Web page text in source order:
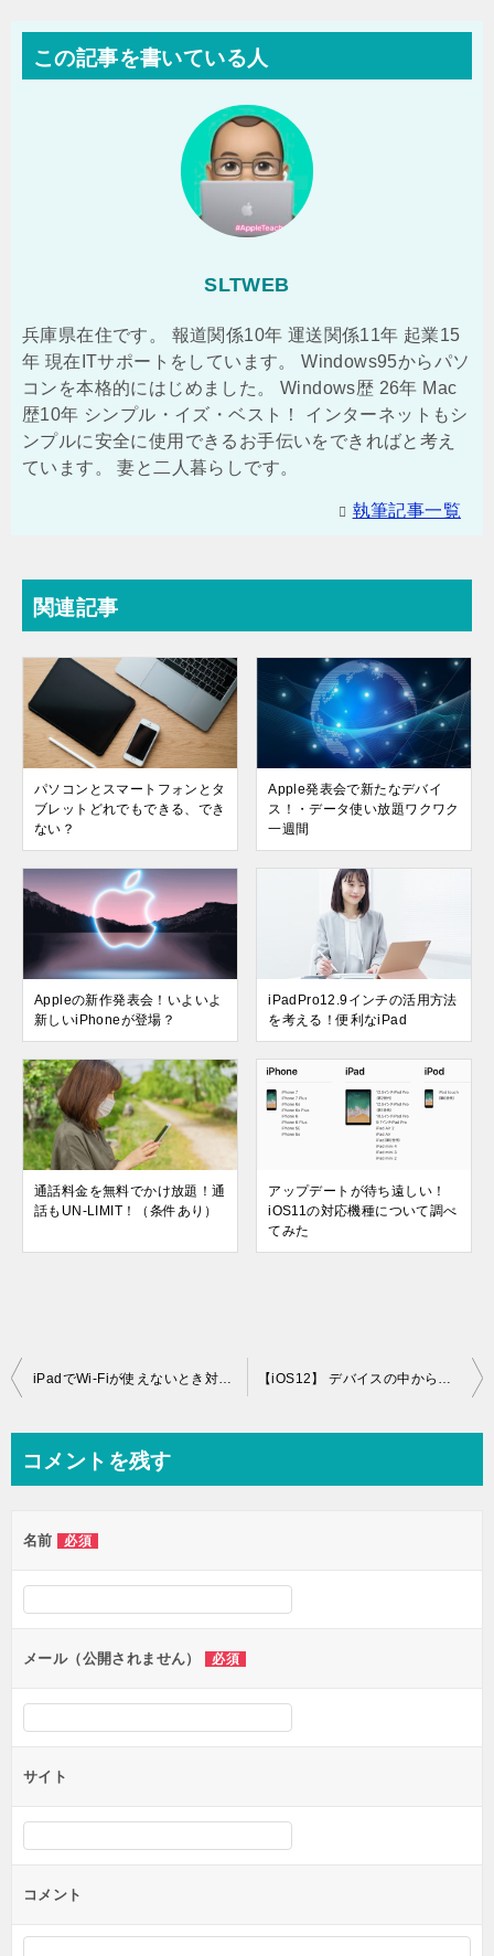
この記事を書いている人
SLTWEB
兵庫県在住です。 報道関係10年 運送関係11年 起業15
年 現在ITサポートをしています。 Windows95からパソ
コンを本格的にはじめました。 Windows歴 26年 Mac
歴10年 シンプル・イズ・ベスト！ インターネットもシ
ンプルに安全に使用できるお手伝いをできればと考え
ています。 妻と二人暮らしです。
執筆記事一覧
関連記事
パソコンとスマートフォンとタ
ブレットどれでもできる、でき
ない？
Apple発表会で新たなデバイ
ス！・データ使い放題ワクワク
一週間
Appleの新作発表会！いよいよ
新しいiPhoneが登場？
iPadPro12.9インチの活用方法
を考える！便利なiPad
通話料金を無料でかけ放題！通
話もUN-LIMIT！（条件あり）
アップデートが待ち遠しい！
iOS11の対応機種について調べ
てみた
投
ビ
ー
シ
ン
iPadでWi-Fiが使えないとき対処する方法をいくつか考えた 【iOS12】 デバイスの中から写真を探す､より良い機能
コメントを残す
名前 必須
メール（公開されません） 必須
サイト
コメント